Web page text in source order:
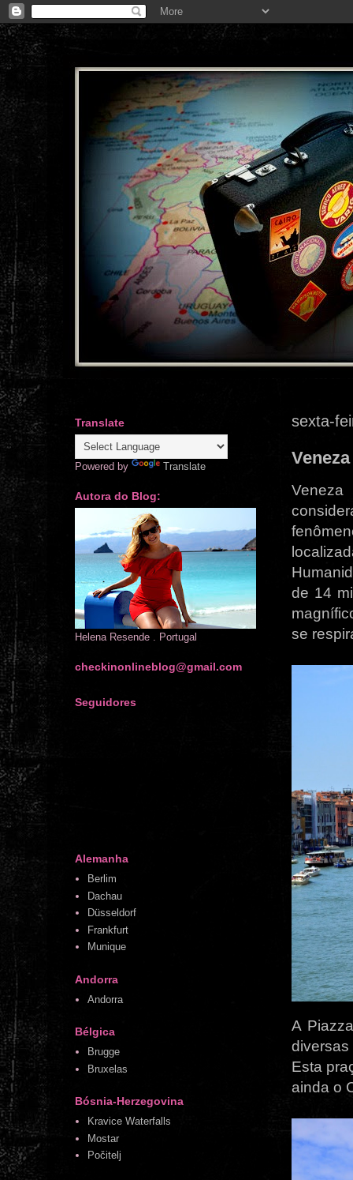
sexta-
Veneza
de 14
se
A
Esta
ainda o
Translate
Powered by Translate
Autora do Blog:
Helena Resende . Portugal
checkinonlineblog@gmail.com
Seguidores
Alemanha
Berlim
Dachau
Düsseldorf
Frankfurt
Munique
Andorra
Andorra
Bélgica
Brugge
Bruxelas
Bósnia-Herzegovina
Kravice Waterfalls
Mostar
Počitelj